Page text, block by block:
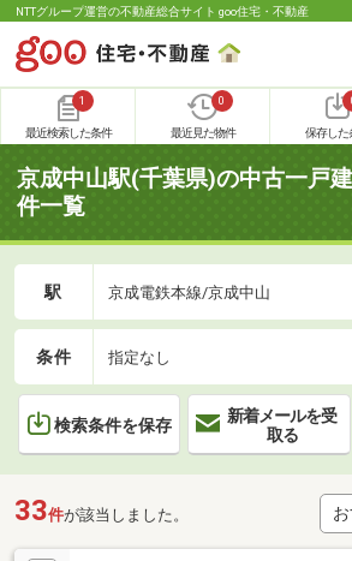
NTTグループ運営の不動産総合サイト goo住宅・不動産
1
最近検索した条件
0
最近見た物件 保存した
京成中山駅(千葉県)の中古一戸
件一覧
駅 京成電鉄本線/京成中山
条件 指定なし
検索条件を保存
新着メールを受
取る
33件が該当しました。